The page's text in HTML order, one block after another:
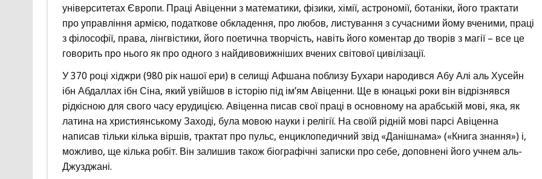
університетах Європи. Праці Авіценни з математики, фізики, хімії, астрономії, ботаніки, його трактати
про управління армією, податкове обкладення, про любов, листування з сучасними йому вченими, праці
з філософії, права, лінгвістики, його поетична творчість, навіть його коментар до творів з магії – все це
говорить про нього як про одного з найдивовижніших вчених світової цивілізації.
У 370 році хіджри (980 рік нашої ери) в селищі Афшана поблизу Бухари народився Абу Алі аль Хусейн
ібн Абдаллах ібн Сіна, який увійшов в історію під ім’ям Авіценни. Ще в юнацькі роки він відрізнявся
рідкісною для свого часу ерудицією. Авіценна писав свої праці в основному на арабській мові, яка, як
латина на християнському Заході, була мовою науки і релігії. На своїй рідній мові парсі Авіценна
написав тільки кілька віршів, трактат про пульс, енциклопедичний звід «Данішнама» («Книга знання») і,
можливо, ще кілька робіт. Він залишив також біографічні записки про себе, доповнені його учнем аль-
Джузджані.